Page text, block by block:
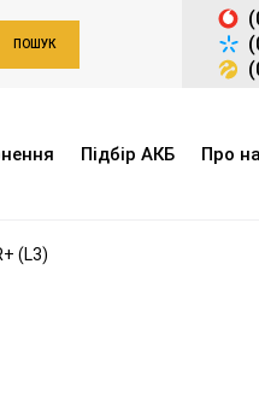
ПОШУК
Підбір АКБ Про
(L3)